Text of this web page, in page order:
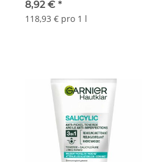
8,92 € *
118,93 € pro 1 l